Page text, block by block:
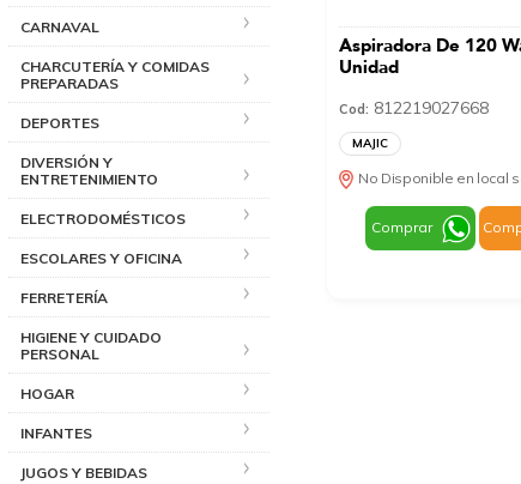
CARNAVAL
CHARCUTERÍA Y COMIDAS
PREPARADAS
DEPORTES
DIVERSIÓN Y
ENTRETENIMIENTO
ELECTRODOMÉSTICOS
ESCOLARES Y OFICINA
FERRETERÍA
HIGIENE Y CUIDADO
PERSONAL
HOGAR
INFANTES
JUGOS Y BEBIDAS
Aspiradora De 120
Unidad
Cod: 812219027668
MAJIC
No Disponible en local
Comprar